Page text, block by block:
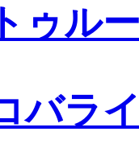
ゥル
バラ